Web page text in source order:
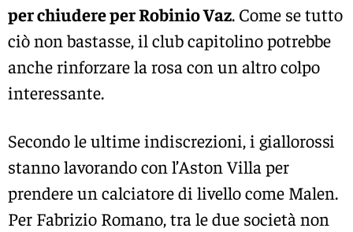
per chiudere per Robinio Vaz. Come se tutto
ciò non bastasse, il club capitolino potrebbe
anche rinforzare la rosa con un altro colpo
interessante.
Secondo le ultime indiscrezioni, i giallorossi
stanno lavorando con l’Aston Villa per
prendere un calciatore di livello come Malen.
Per Fabrizio Romano, tra le due società non